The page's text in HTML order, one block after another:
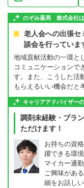
のぞみ薬局 株式会社
老人会への出張セ
談会を行っていま
地域貢献活動の一環と
コミュニケーションで
す。また、こうした活
もらえるいい機会だと
キャリアアドバイザー
調剤未経験・ブラ
ただけます！
お持ちの資
躍できる環
マイカー通
ご興味があ
細をお話し